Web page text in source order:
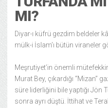
MI?
Diyar-ı küfrü gezdim beldeler
mülk-i İslam’ı bütün viraneler
Ziya Paşa
Meşrutiyet’in önemli
Murat Bey, çıkardığı “Mizan”
süre liderliğini bile yaptığı Jön
sonra ayrı düştü. İttihat ve